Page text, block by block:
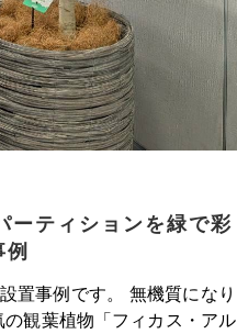
ーティションを緑で彩
置事例です。 無機質になり
観葉植物「フィカス・アル